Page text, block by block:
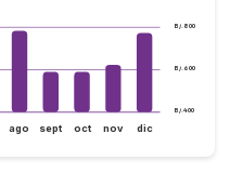
B/.400
B/.600
B/.800
ago sept oct nov dic